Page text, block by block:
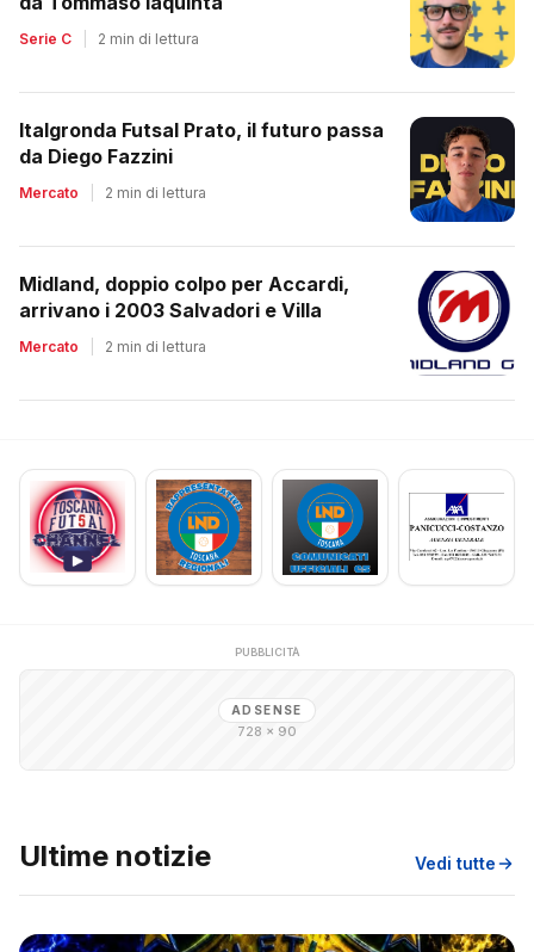
Serie C 2 min di lettura
Italgronda Futsal Prato, il futuro passa
da Diego Fazzini
Mercato 2 min di lettura
Midland, doppio colpo per Accardi,
arrivano i 2003 Salvadori e Villa
Mercato 2 min di lettura
PUBBLICITÀ
ADSENSE
728 × 90
Ultime notizie Vedi tutte